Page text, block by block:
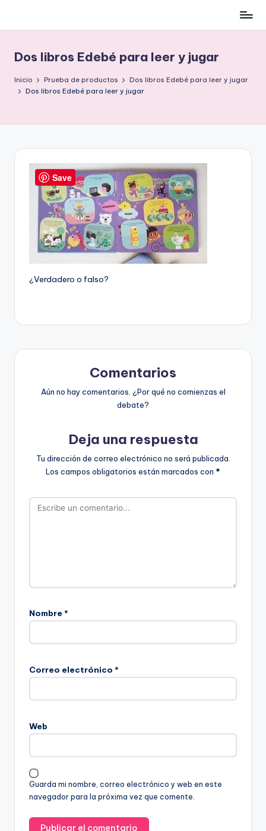
contenido
low-
cost
y
no
intento
Dos libros Edebé para leer y jugar
Inicio Prueba de productos
Dos libros Edebé para leer y jugar
Dos libros Edebé para leer y jugar
¿Verdadero o falso?
Comentarios
Aún no hay comentarios. ¿Por qué no comienzas el
debate?
Deja una respuesta
Tu dirección de correo electrónico no será publicada.
Los campos obligatorios están marcados con *
Nombre *
Correo electrónico *
Web
Guarda mi nombre, correo electrónico y web en este
navegador para la próxima vez que comente.
Save